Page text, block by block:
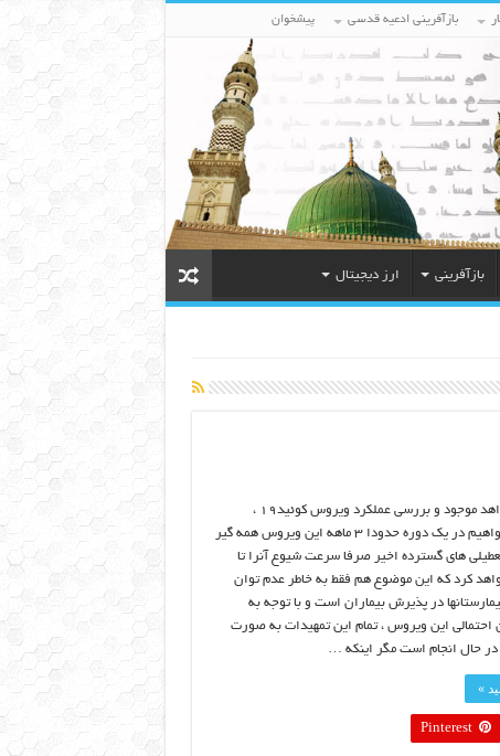
بازآفرینی ادعیه قدسی پیشخوان
بازآفرینی ارز دیجیتال
با توجه به شواهد موجود و بررسی عملکرد ویروس کوئید۱۹ ،
بخواهیم یا نخواهیم در یک دوره حدودا ۳ ماهه این ویروس همه گیر
های گسترده اخیر صرفا سرعت شیوع آنرا تا
کرد که این موضوع هم فقط به خاطر عدم توان
در پذیرش بیماران است و با توجه به
احتمالی این ویروس ، تمام این تمهیدات به صورت
در حال انجام است مگر اینکه …
»
Pinterest